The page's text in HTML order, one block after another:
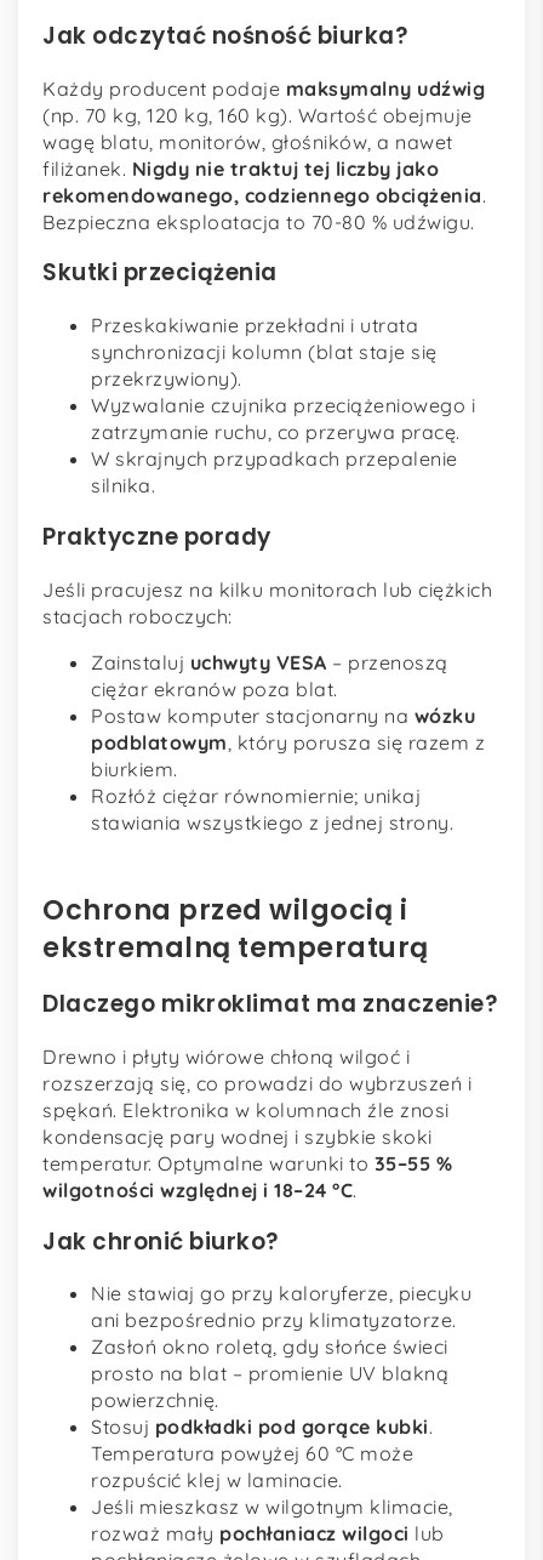
Jak odczytać nośność biurka?
Każdy producent podaje maksymalny udźwig
(np. 70 kg, 120 kg, 160 kg). Wartość obejmuje
wagę blatu, monitorów, głośników, a nawet
filiżanek. Nigdy nie traktuj tej liczby jako
rekomendowanego, codziennego obciążenia.
Bezpieczna eksploatacja to 70-80 % udźwigu.
Skutki przeciążenia
Przeskakiwanie przekładni i utrata
synchronizacji kolumn (blat staje się
przekrzywiony).
Wyzwalanie czujnika przeciążeniowego i
zatrzymanie ruchu, co przerywa pracę.
W skrajnych przypadkach przepalenie
silnika.
Praktyczne porady
Jeśli pracujesz na kilku monitorach lub ciężkich
stacjach roboczych:
Zainstaluj uchwyty VESA – przenoszą
ciężar ekranów poza blat.
Postaw komputer stacjonarny na wózku
podblatowym , który porusza się razem z
biurkiem.
Rozłóż ciężar równomiernie; unikaj
stawiania wszystkiego z jednej strony.
Ochrona przed wilgocią i
ekstremalną temperaturą
Dlaczego mikroklimat ma znaczenie?
Drewno i płyty wiórowe chłoną wilgoć i
rozszerzają się, co prowadzi do wybrzuszeń i
spękań. Elektronika w kolumnach źle znosi
kondensację pary wodnej i szybkie skoki
temperatur. Optymalne warunki to 35–55 %
wilgotności względnej i 18–24 °C.
Jak chronić biurko?
Nie stawiaj go przy kaloryferze, piecyku
ani bezpośrednio przy klimatyzatorze.
Zasłoń okno roletą, gdy słońce świeci
prosto na blat – promienie UV blakną
powierzchnię.
Stosuj podkładki pod gorące kubki.
Temperatura powyżej 60 °C może
rozpuścić klej w laminacie.
Jeśli mieszkasz w wilgotnym klimacie,
rozważ mały pochłaniacz wilgoci lub